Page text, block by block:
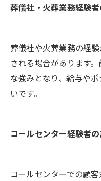
葬儀社・火葬業務経験
葬儀社や火葬業務の経
される場合があります
な強みとなり、給与や
いです。
コールセンター経験者
コールセンターでの顧